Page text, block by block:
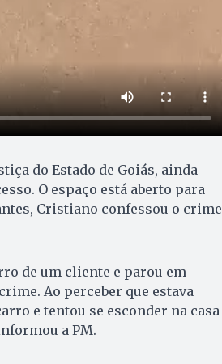
do Estado de Goiás, ainda
O espaço está aberto para
Cristiano confessou o crime
de um cliente e parou em
Ao perceber que estava
e tentou se esconder na casa
a PM.